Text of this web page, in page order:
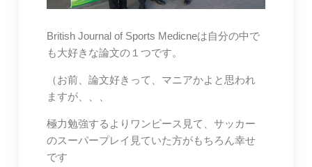
British Journal of Sports Medicneは自分の中で
も大好きな論文の１つです。
（お前、論文好きって、マニアかよと思われ
ますが、、、
極力勉強するよりワンピース見て、サッカー
のスーパープレイ見ていた方がもちろん幸せ
です